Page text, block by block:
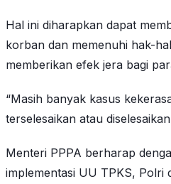
Hal ini diharapkan dapat
korban dan memenuhi hak-
memberikan efek jera bagi
“Masih banyak kasus
terselesaikan atau
Menteri PPPA berharap
implementasi UU TPKS, Polri